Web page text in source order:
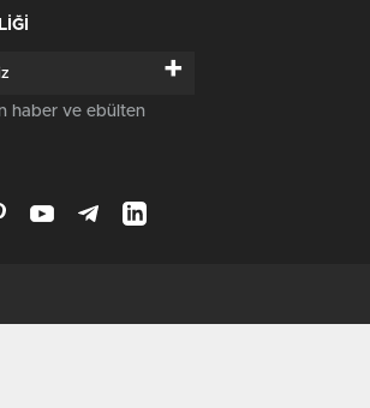
+
haber ve ebülten